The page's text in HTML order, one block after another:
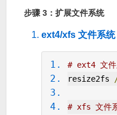
步骤 3：扩展文件系统
ext4/xfs 文件系统
# ext4 文件
resize2fs
# xfs 文件